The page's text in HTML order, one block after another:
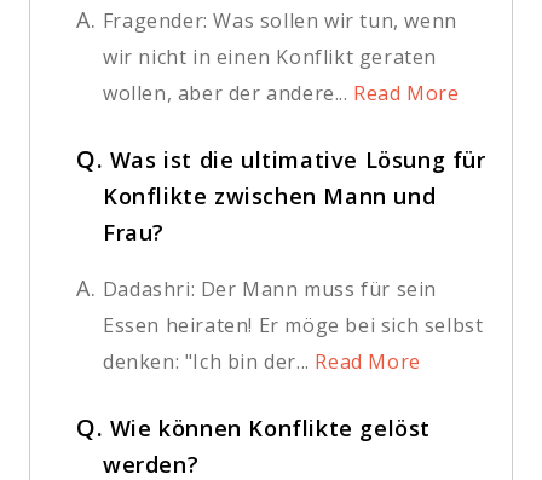
A. Fragender: Was sollen wir tun, wenn
wir nicht in einen Konflikt geraten
wollen, aber der andere... Read More
Q. Was ist die ultimative Lösung für
Konflikte zwischen Mann und
Frau?
A. Dadashri: Der Mann muss für sein
Essen heiraten! Er möge bei sich selbst
denken: "Ich bin der... Read More
Q. Wie können Konflikte gelöst
werden?